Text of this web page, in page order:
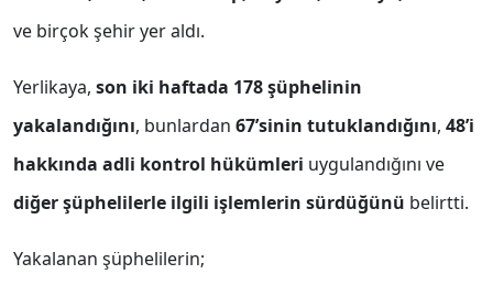
ve birçok şehir yer aldı.
Yerlikaya, son iki haftada 178 şüphelinin
yakalandığını, bunlardan 67’sinin tutuklandığını, 48’i
hakkında adli kontrol hükümleri uygulandığını ve
diğer şüphelilerle ilgili işlemlerin sürdüğünü belirtti.
Yakalanan şüphelilerin;